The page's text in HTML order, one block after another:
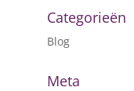
Categorieën
Blog
Meta